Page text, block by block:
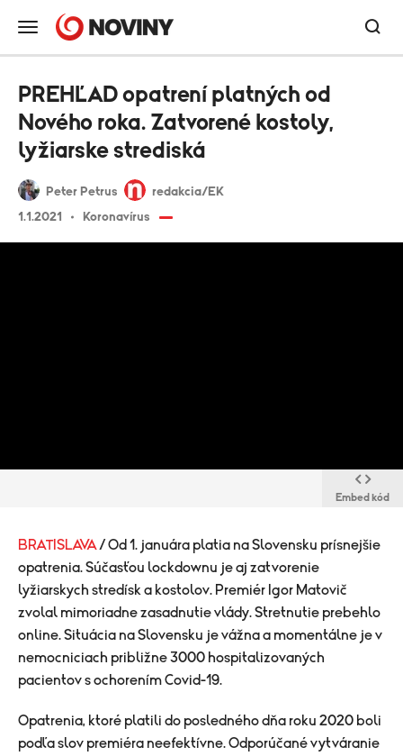
Peter Petrus
redakcia/EK
1.1.2021
Koronavírus
PREHĽAD opatrení platných od
Nového roka. Zatvorené kostoly,
lyžiarske strediská
Embed kód
BRATISLAVA / Od 1. januára platia na Slovensku prísnejšie
opatrenia. Súčasťou lockdownu je aj zatvorenie
lyžiarskych stredísk a kostolov. Premiér Igor Matovič
zvolal mimoriadne zasadnutie vlády. Stretnutie prebehlo
online. Situácia na Slovensku je vážna a momentálne je v
nemocniciach približne 3000 hospitalizovaných
pacientov s ochorením Covid-19.
Opatrenia, ktoré platili do posledného dňa roku 2020 boli
podľa slov premiéra neefektívne. Odporúčané vytváranie